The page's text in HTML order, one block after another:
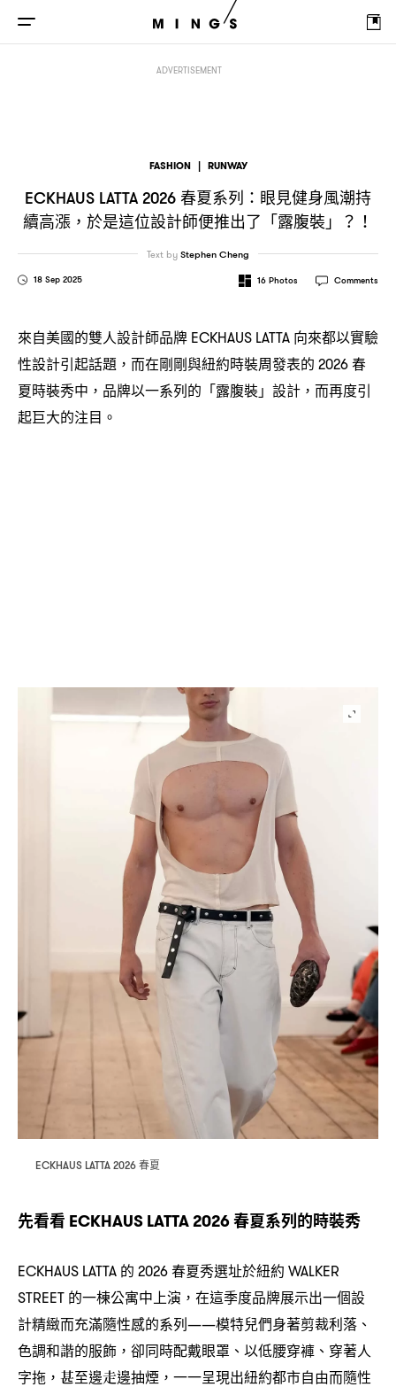
ADVERTISEMENT
FASHION | RUNWAY
ECKHAUS LATTA 2026 春夏系列 ： 眼見健身風潮持
續高漲 ， 於是這位設計師便推出了「露腹裝」 ？！
18 Sep 2025
Text byStephen Cheng
16 Photos Comments
來自美國的雙人設計師品牌 ECKHAUS LATTA 向來都以實驗
性設計引起話題 ， 而在剛剛與紐約時裝周發表的 2026春
夏時裝秀中 ， 品牌以一系列的「露腹裝」設計 ， 而再度引
起巨大的注目。
ECKHAUS LATTA 2026春夏
先看看 ECKHAUS LATTA 2026春夏系列的時裝秀
ECKHAUS LATTA 的 2026春夏秀選址於紐約 WALKER
STREET 的一棟公寓中上演 ， 在這季度品牌展示出一個設
計精緻而充滿隨性感的系列——模特兒們身著剪裁利落、
色調和諧的服飾 ， 卻同時配戴眼罩、以低腰穿褲、穿著人
字拖 ， 甚至邊走邊抽煙 ， 一一呈現出紐約都市自由而隨性
春夏系列 ：眼見健身風潮持續高漲 於是這位設計師便推